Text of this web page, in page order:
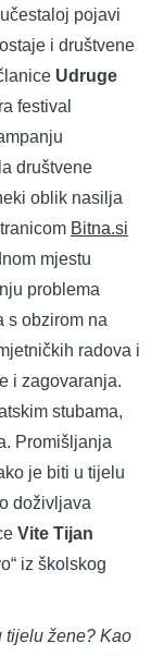
pojavi
i društvene
Udruge
festival
društvene
oblik nasilja
Bitna.si
mjestu
problema
s obzirom na
radova i
i zagovaranja.
stubama,
Promišljanja
je biti u tijelu
doživljava
Vite Tijan
iz školskog
tijelu žene? Kao